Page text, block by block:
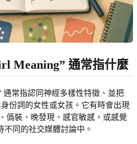
Meaning” 通常指什麼
通常指認同神經多樣性特徵、並把
身份詞的女性或女孩。它有時會出現
僞裝、晚發現、感官敏感，或感覺
不同的社交媒體討論中。